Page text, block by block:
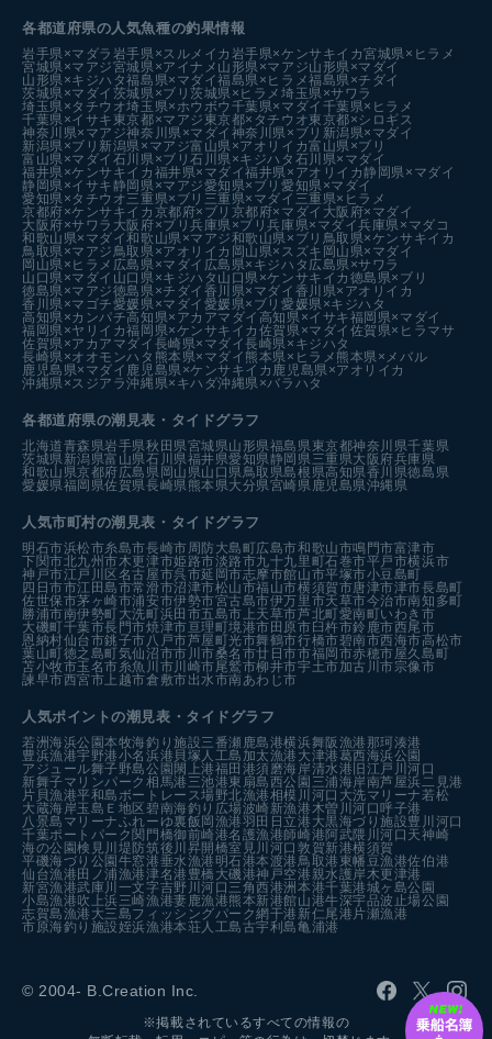
各都道府県の人気魚種の釣果情報
岩手県×マダラ 岩手県×スルメイカ 岩手県×ケンサキイカ宮城県×ヒラメ
宮城県×マアジ宮城県×アイナメ 山形県×マアジ山形県×マダイ
山形県×キジハタ福島県×マダイ福島県×ヒラメ福島県×チダイ
茨城県×マダイ 茨城県×ブリ茨城県×ヒラメ埼玉県×サワラ
埼玉県×タチウオ埼玉県×ホウボウ 千葉県×マダイ 千葉県×ヒラメ
千葉県×イサキ 東京都×マアジ 東京都×タチウオ東京都×シロギス
神奈川県×マアジ神奈川県×マダイ 神奈川県×ブリ 新潟県×マダイ
新潟県×ブリ 新潟県×マアジ富山県×アオリイカ富山県×ブリ
富山県×マダイ 石川県×ブリ石川県×キジハタ 石川県×マダイ
福井県×ケンサキイカ 福井県×マダイ福井県×アオリイカ静岡県×マダイ
静岡県×イサキ静岡県×マアジ愛知県×ブリ愛知県×マダイ
愛知県×タチウオ三重県×ブリ 三重県×マダイ 三重県×ヒラメ
京都府×ケンサキイカ 京都府×ブリ 京都府×マダイ 大阪府×マダイ
大阪府×サワラ 大阪府×ブリ兵庫県×ブリ兵庫県×マダイ兵庫県×マダコ
和歌山県×マダイ和歌山県×マアジ和歌山県×ブリ 鳥取県×ケンサキイカ
鳥取県×マアジ 鳥取県×アオリイカ 岡山県×スズキ 岡山県×マダイ
岡山県×ヒラメ 広島県×マダイ 広島県×キジハタ 広島県×サワラ
山口県×マダイ 山口県×キジハタ 山口県×ケンサキイカ 徳島県×ブリ
徳島県×マアジ徳島県×チダイ 香川県×マダイ 香川県×アオリイカ
香川県×マゴチ愛媛県×マダイ 愛媛県×ブリ愛媛県×キジハタ
高知県×カンパチ高知県×アカアマダイ 高知県×イサキ福岡県×マダイ
福岡県×ヤリイカ福岡県×ケンサキイカ 佐賀県×マダイ 佐賀県×ヒラマサ
佐賀県×アカアマダイ 長崎県×マダイ長崎県×キジハタ
長崎県×オオモンハタ 熊本県×マダイ 熊本県×ヒラメ 熊本県×メバル
鹿児島県×マダイ 鹿児島県×ケンサキイカ 鹿児島県×アオリイカ
沖縄県×スジアラ沖縄県×キハダ沖縄県×バラハタ
各都道府県の潮見表 ・タイドグラフ
北海道青森県岩手県秋田県宮城県山形県福島県 東京都神奈川県千葉県
茨城県 新潟県富山県石川県福井県愛知県静岡県 三重県大阪府兵庫県
和歌山県京都府広島県 岡山県山口県 鳥取県島根県高知県香川県徳島県
愛媛県福岡県佐賀県長崎県 熊本県大分県宮崎県 鹿児島県沖縄県
人気市町村の潮見表・タイドグラフ
明石市浜松市糸島市長崎市 周防大島町広島市和歌山市鳴門市富津市
下関市北九州市木更津市姫路市淡路市九十九里町石巻市平戸市横浜市
神戸市江戸川区名古屋市呉市延岡市志摩市館山市平塚市小豆島町
四日市市江田島市常滑市沼津市松山市福山市横須賀市唐津市津市長島町
佐世保市茅ヶ崎市浦安市伊勢市宮古島市伊万里市天草市今治市南知多町
勝浦市南伊勢町大洗町浜田市五島市 上天草市芦北町愛南町いわき市
大磯町千葉市長門市焼津市亘理町境港市田原市臼杵市鈴鹿市西尾市
恩納村仙台市銚子市 八戸市芦屋町光市舞鶴市行橋市碧南市西海市高松市
葉山町徳之島町気仙沼市市川市桑名市廿日市市福岡市赤穂市屋久島町
苫小牧市玉名市糸魚川市 川崎市尾鷲市柳井市宇土市加古川市宗像市
諫早市西宮市 上越市倉敷市出水市南あわじ市
人気ポイントの潮見表・タイドグラフ
若洲海浜公園本牧海釣り施設三番瀬 鹿島港横浜舞阪漁港 那珂湊港
豊浜漁港宇野港小名浜港 貝塚人工島 加太漁港 大津港葛西海浜公園
アジュール舞子野島公園閖上港福田港須磨海岸清水港 旧江戸川河口
新舞子マリンパーク 相馬港 三池港東扇島西公園 三浦海岸南芦屋浜 二見港
片貝漁港平和島ボートレース場野北漁港相模川河口 大洗マリーナ 若松
大蔵海岸玉島Ｅ地区碧南海釣り広場波崎新漁港 木曽川河口呼子港
八景島マリーナふれーゆ裏飯岡漁港羽田 日立港 大黒海づり施設豊川河口
千葉ポートパーク関門橋御前崎港名護漁港師崎港阿武隈川河口 天神崎
海の公園検見川堤防筑後川昇開橋室見川河口敦賀新港横須賀
平磯海づり公園牛窓港垂水漁港 明石港本渡港 鳥取港 東幡豆漁港佐伯港
仙台漁港田ノ浦漁港津名港 豊橋 大磯港神戸空港親水護岸 木更津港
新宮漁港武庫川一文字吉野川河口 三角西港洲本港千葉港城ヶ島公園
小島漁港吹上浜三崎漁港妻鹿漁港熊本新港館山港牛深宇品波止場公園
志賀島漁港 大三島フィッシングパーク網干港 新仁尾港 片瀬漁港
市原海釣り施設姪浜漁港本荘人工島古宇利島亀浦港
© 2004- B.Creation Inc.
※掲載されているすべての情報の